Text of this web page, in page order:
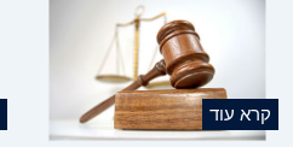
הכלכלה והתעשייה
18.01.2024
קרא עוד